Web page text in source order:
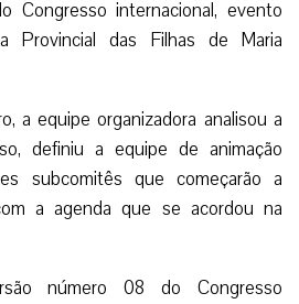
Congresso internacional, evento
Provincial das Filhas de Maria
a equipe organizadora analisou a
definiu a equipe de animação
subcomitês que começarão a
a agenda que se acordou na
número 08 do Congresso